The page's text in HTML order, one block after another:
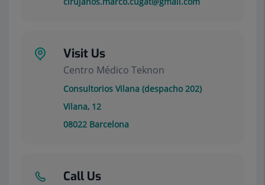
Visit Us
Centro Médico Teknon
Consultorios Vilana (despacho 202)
Vilana, 12
08022 Barcelona
Call Us